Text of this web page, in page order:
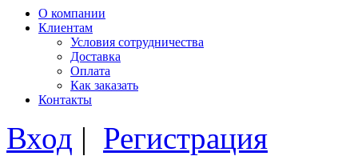
О компании
Клиентам
Условия сотрудничества
Доставка
Оплата
Как заказать
Контакты
Вход | Регистрация